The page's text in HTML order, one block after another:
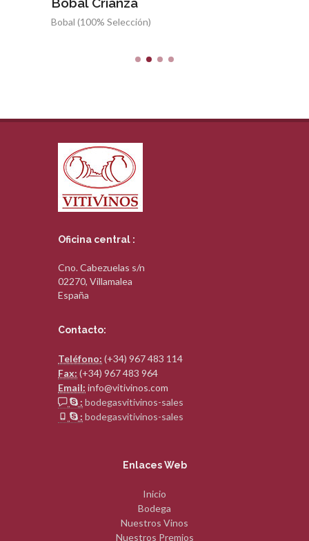
Bobal (100% Selección)
Oficina central :
Cno. Cabezuelas s/n
02270, Villamalea
España
Contacto:
Teléfono: (+34) 967 483 114
Fax: (+34) 967 483 964
Email: info@vitivinos.com
: bodegasvitivinos-sales
: bodegasvitivinos-sales
Enlaces Web
Inicio
Bodega
Nuestros Vinos
Nuestros Premios